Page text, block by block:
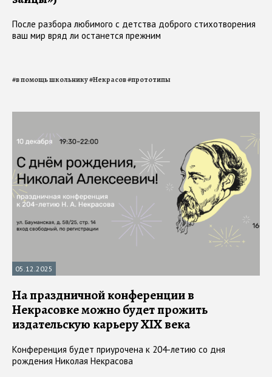
После разбора любимого с детства доброго стихотворения
ваш мир вряд ли останется прежним
#в помощь школьнику#Некрасов#прототипы
05.12.2025
На праздничной конференции в
Некрасовке можно будет прожить
издательскую карьеру XIX века
Конференция будет приурочена к 204-летию со дня
рождения Николая Некрасова